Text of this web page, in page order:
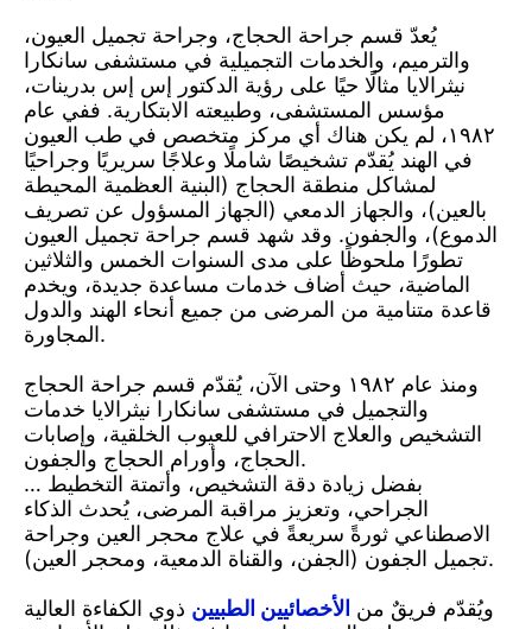
يُعدّ قسم جراحة الحجاج، وجراحة تجميل العيون،
والترميم، والخدمات التجميلية في مستشفى سانكارا
نيثرالايا مثالًا حيًا على رؤية الدكتور إس إس بدرينات،
مؤسس المستشفى، وطبيعته الابتكارية. ففي عام
١٩٨٢، لم يكن هناك أي مركز متخصص في طب العيون
في الهند يُقدّم تشخيصًا شاملًا وعلاجًا سريريًا وجراحيًا
لمشاكل منطقة الحجاج (البنية العظمية المحيطة
بالعين)، والجهاز الدمعي (الجهاز المسؤول عن تصريف
الدموع)، والجفون. وقد شهد قسم جراحة تجميل العيون
تطورًا ملحوظًا على مدى السنوات الخمس والثلاثين
الماضية، حيث أضاف خدمات مساعدة جديدة، ويخدم
قاعدة متنامية من المرضى من جميع أنحاء الهند والدول
المجاورة.
ومنذ عام ١٩٨٢ وحتى الآن، يُقدّم قسم جراحة الحجاج
والتجميل في مستشفى سانكارا نيثرالايا خدمات
التشخيص والعلاج الاحترافي للعيوب الخلقية، وإصابات
الحجاج، وأورام الحجاج والجفون.
… بفضل زيادة دقة التشخيص، وأتمتة التخطيط
الجراحي، وتعزيز مراقبة المرضى، يُحدث الذكاء
الاصطناعي ثورةً سريعةً في علاج محجر العين وجراحة
تجميل الجفون (الجفن، والقناة الدمعية، ومحجر العين).
ويُقدّم فريقٌ من الأخصائيين الطبيين ذوي الكفاءة العالية